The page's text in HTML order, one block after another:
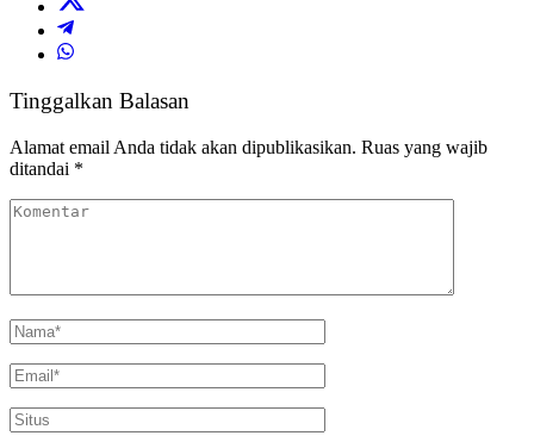
Tinggalkan Balasan
Alamat email Anda tidak akan dipublikasikan. Ruas yang wajib
ditandai *